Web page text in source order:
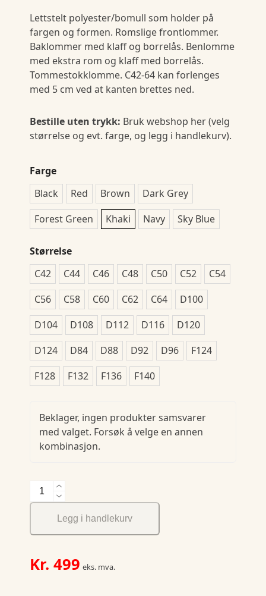
Lettstelt polyester/bomull som holder på
fargen og formen. Romslige frontlommer.
Baklommer med klaff og borrelås. Benlomme
med ekstra rom og klaff med borrelås.
Tommestokklomme. C42-64 kan forlenges
med 5 cm ved at kanten brettes ned.
Bestille uten trykk: Bruk webshop her (velg
størrelse og evt. farge, og legg i handlekurv).
Farge
Black
Red Brown
Dark Grey
Forest Green
Khaki Navy Sky Blue
Størrelse
C42
C44 C46 C48 C50 C52
C54
C56
C58 C60 C62 C64
D100
D104
D108 D112 D116
D120
D124
D84 D88 D92 D96
F124
F128
F132 F136 F140
Beklager, ingen produkter samsvarer
med valget. Forsøk å velge en annen
kombinasjon.
Service
Trousers
Legg i handlekurv
Kr. 499 eks. mva.